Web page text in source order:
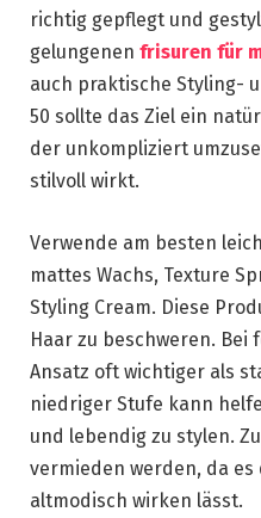
richtig gepflegt und
gelungenen frisuren für
auch praktische Styling-
50 sollte das Ziel ein
der unkompliziert
stilvoll wirkt.
Verwende am besten
mattes Wachs, Texture
Styling Cream. Diese
Haar zu beschweren. Bei
Ansatz oft wichtiger als
niedriger Stufe kann
und lebendig zu stylen.
vermieden werden, da
altmodisch wirken lässt.